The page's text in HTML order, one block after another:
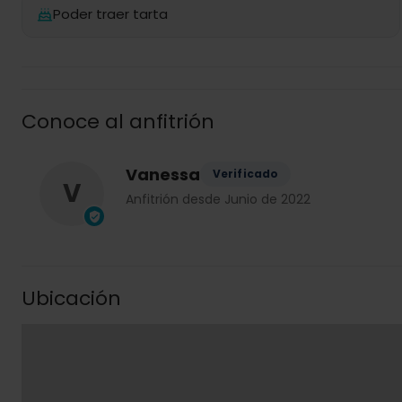
Poder traer tarta
Conoce al anfitrión
V
Vanessa Verificado
Anfitrión desde Junio de 2022
Ubicación